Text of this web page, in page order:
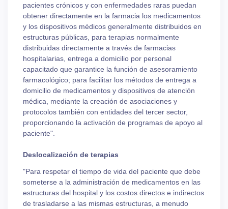
pacientes crónicos y con enfermedades raras puedan
obtener directamente en la farmacia los medicamentos
y los dispositivos médicos generalmente distribuidos en
estructuras públicas, para terapias normalmente
distribuidas directamente a través de farmacias
hospitalarias, entrega a domicilio por personal
capacitado que garantice la función de asesoramiento
farmacológico; para facilitar los métodos de entrega a
domicilio de medicamentos y dispositivos de atención
médica, mediante la creación de asociaciones y
protocolos también con entidades del tercer sector,
proporcionando la activación de programas de apoyo al
paciente".
Deslocalización de terapias
"Para respetar el tiempo de vida del paciente que debe
someterse a la administración de medicamentos en las
estructuras del hospital y los costos directos e indirectos
de trasladarse a las mismas estructuras, a menudo